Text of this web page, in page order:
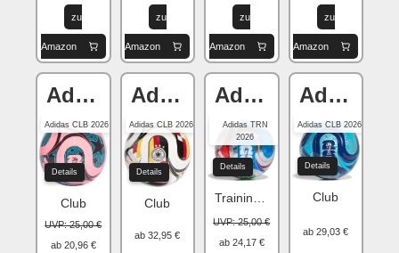
zu
Amazon
zu
Amazon
zu
Amazon
zu
Amazon
Adidas Trionda
Adidas CLB 2026
Details
Club
UVP: 25,00 €
ab 20,96 €
Adidas Trionda
Adidas CLB 2026
Details
Club
ab 32,95 €
Adidas Trionda
Adidas TRN
2026
Details
UVP: 25,00 €
ab 24,17 €
Adidas Trionda
Adidas CLB 2026
Details
Club
ab 29,03 €